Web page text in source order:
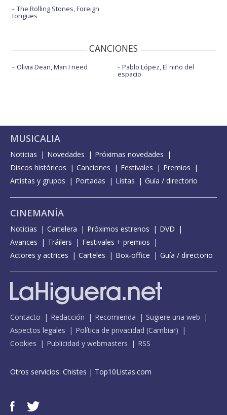
The Rolling Stones, Foreign
tongues
CANCIONES
Olivia Dean, Man I need Pablo López, El niño del
espacio
MUSICALIA
Noticias Novedades
Próximas novedades
Discos históricos
Canciones Festivales
Premios
Artistas y grupos
Portadas Listas Guía / directorio
CINEMANÍA
Noticias Cartelera Próximos estrenos
DVD
Avances
Tráilers
Festivales + premios
Actores y actrices
Carteles Box-office Guía / directorio
Contacto Redacción Recomienda
Sugiere una web
Aspectos legales
Política de privacidad (Cambiar)
Cookies
Publicidad y webmasters RSS
Otros servicios: Chistes | Top10Listas.com